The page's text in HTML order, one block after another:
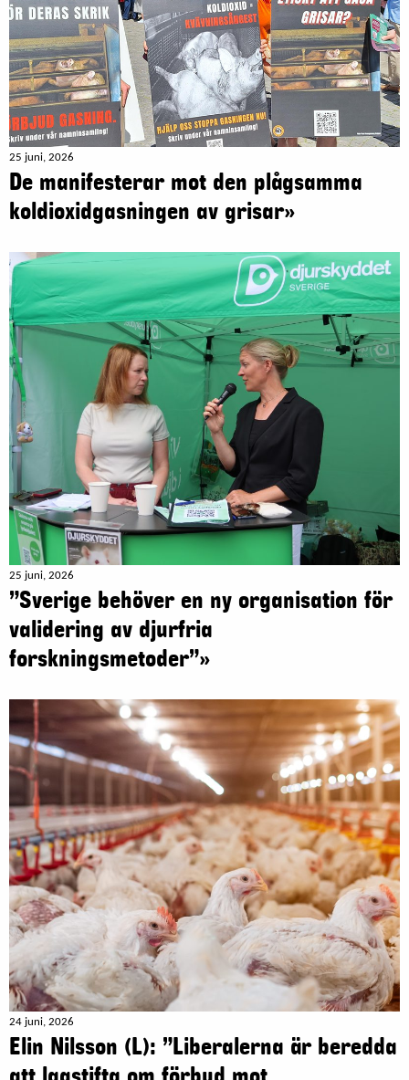
25 juni, 2026
De manifesterar mot den plågsamma
koldioxidgasningen av grisar»
25 juni, 2026
”Sverige behöver en ny organisation för
validering av djurfria
forskningsmetoder”»
24 juni, 2026
Elin Nilsson (L): ”Liberalerna är beredda